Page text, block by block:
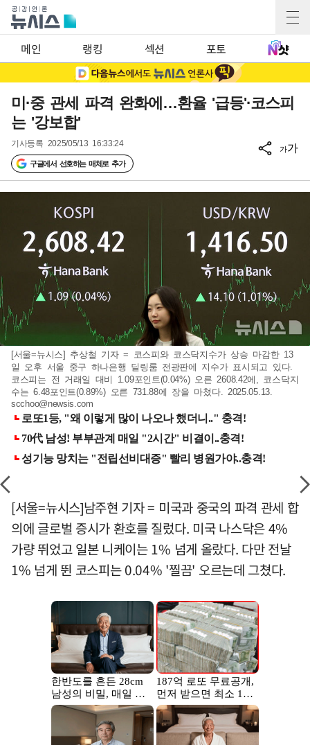
메인 랭킹 섹션 포토
미·중 관세 파격 완화에…환율 '급등'·코스피
는 '강보합'
기사등록 2025/05/13 16:33:24
구글에서 선호하는 매체로 추가
가가
[서울=뉴시스] 추상철 기자 = 코스피와 코스닥지수가 상승 마감한 13
일 오후 서울 중구 하나은행 딜링룸 전광판에 지수가 표시되고 있다.
코스피는 전 거래일 대비 1.09포인트(0.04%) 오른 2608.42에, 코스닥지
수는 6.48포인트(0.89%) 오른 731.88에 장을 마쳤다. 2025.05.13.
scchoo@newsis.com
[서울=뉴시스]남주현 기자 = 미국과 중국의 파격 관세 합
의에 글로벌 증시가 환호를 질렀다. 미국 나스닥은 4%
가량 뛰었고 일본 니케이는 1% 넘게 올랐다. 다만 전날
1% 넘게 뛴 코스피는 0.04% '찔끔' 오르는데 그쳤다.